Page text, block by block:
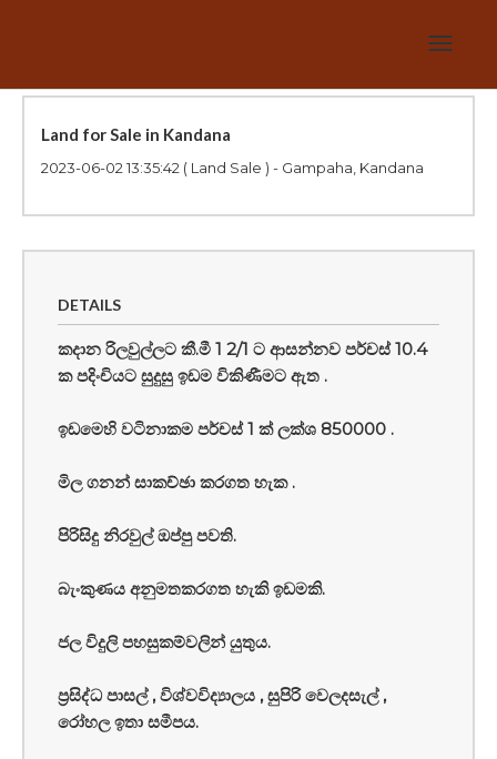
Toggle
Land for Sale in Kandana
2023-06-02 13:35:42 ( Land Sale ) - Gampaha, Kandana
DETAILS
කදාන රිලවුල්ලට කී.මී 1 2/1 ට ආසන්නව පර්චස් 10.4
ක පදිංචියට සුදුසු ඉඩම විකිණීමට ඇත .
ඉඩමෙහි වටිනාකම පර්චස් 1 ක් ලක්ශ 850000 .
මිල ගනන් සාකච්ඡා කරගත හැක .
පිරිසිදු නිරවුල් ඔප්පු පවති.
බැංකුණය අනුමතකරගත හැකි ඉඩමකි.
ජල විදුලි පහසුකම්වලින් යුතුය.
ප්‍රසිද්ධ පාසල් , විශ්වවිද්‍යාලය , සුපිරි වෙලදසැල් ,
රෝහල ඉතා සමීපය.